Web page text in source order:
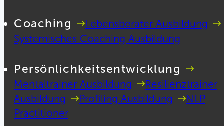
Coaching
Lebensberater Ausbildung
Systemisches Coaching Ausbildung
Persönlichkeitsentwicklung
Mentaltrainer Ausbildung
Resilienztrainer
Ausbildung
Profiling Ausbildung
NLP
Practitioner